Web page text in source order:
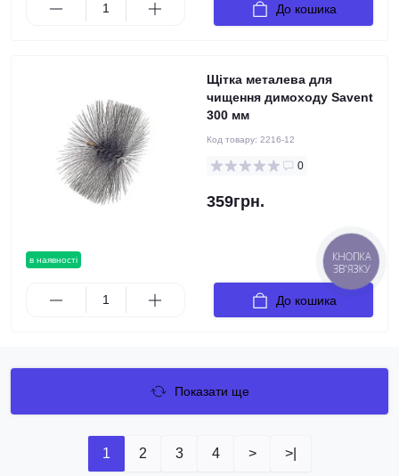
До кошика
в наявності
Щітка металева для
чищення димоходу Savent
300 мм
Код товару: 2216-12
0
359грн.
До кошика
Показати ще
1 2 3 4 > >|
КНОПКА
ЗВ'ЯЗКУ